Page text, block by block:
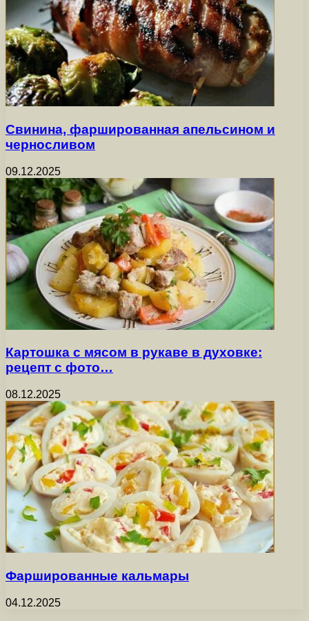
Свинина, фаршированная апельсином и
черносливом
09.12.2025
Картошка с мясом в рукаве в духовке:
рецепт с фото…
08.12.2025
Фаршированные кальмары
04.12.2025